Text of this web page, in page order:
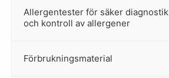
Allergentester för säker diagnostik
och kontroll av allergener
–
Förbrukningsmaterial